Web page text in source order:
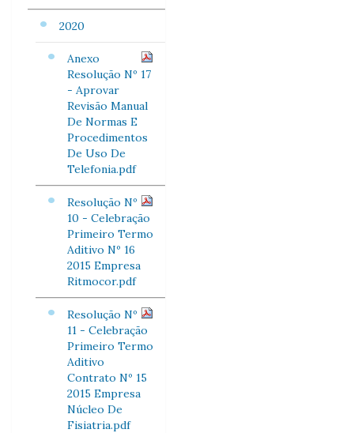
2020
Anexo
Resolução Nº 17
- Aprovar
Revisão Manual
De Normas E
Procedimentos
De Uso De
Telefonia.pdf
Resolução Nº
10 - Celebração
Primeiro Termo
Aditivo Nº 16
2015 Empresa
Ritmocor.pdf
Resolução Nº
11 - Celebração
Primeiro Termo
Aditivo
Contrato Nº 15
2015 Empresa
Núcleo De
Fisiatria.pdf